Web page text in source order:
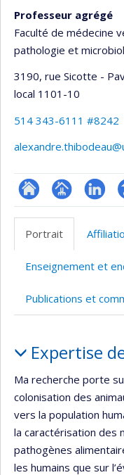
Professeur agrégé
Faculté de médecine
pathologie et
3190, rue Sicotte -
local 1101-10
514 343-6111 #8242
ResearchGate
Page
professionnelle
LinkedIn
Portrait
Enseignement et
Publications et
Expertise
Ma recherche porte
colonisation des
vers la population
la caractérisation des
pathogènes
les humains que sur